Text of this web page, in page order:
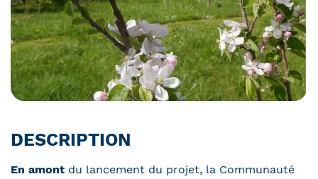
DESCRIPTION
En amont du lancement du projet, la Communauté